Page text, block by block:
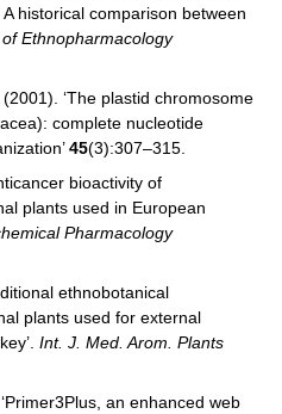
historical comparison between
Ethnopharmacology
‘The plastid chromosome
complete nucleotide
45(3):307–315.
bioactivity of
plants used in European
Pharmacology
ethnobotanical
plants used for external
Int. J. Med. Arom. Plants
an enhanced web